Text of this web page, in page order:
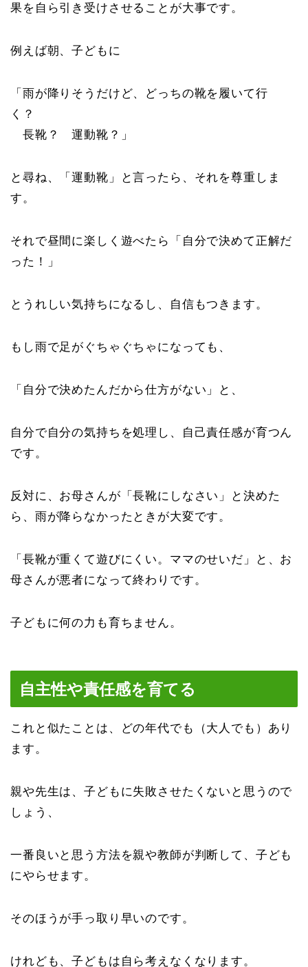
果を自ら引き受けさせることが大事です。
例えば朝、子どもに
「雨が降りそうだけど、どっちの靴を履いて行
く？
長靴？ 運動靴？」
と尋ね、「運動靴」と言ったら、それを尊重しま
す。
それで昼間に楽しく遊べたら「自分で決めて正解だ
った！」
とうれしい気持ちになるし、自信もつきます。
もし雨で足がぐちゃぐちゃになっても、
「自分で決めたんだから仕方がない」と、
自分で自分の気持ちを処理し、自己責任感が育つん
です。
反対に、お母さんが「長靴にしなさい」と決めた
ら、雨が降らなかったときが大変です。
「長靴が重くて遊びにくい。ママのせいだ」と、お
母さんが悪者になって終わりです。
子どもに何の力も育ちません。
自主性や責任感を育てる
これと似たことは、どの年代でも（大人でも）あり
ます。
親や先生は、子どもに失敗させたくないと思うので
しょう、
一番良いと思う方法を親や教師が判断して、子ども
にやらせます。
そのほうが手っ取り早いのです。
けれども、子どもは自ら考えなくなります。